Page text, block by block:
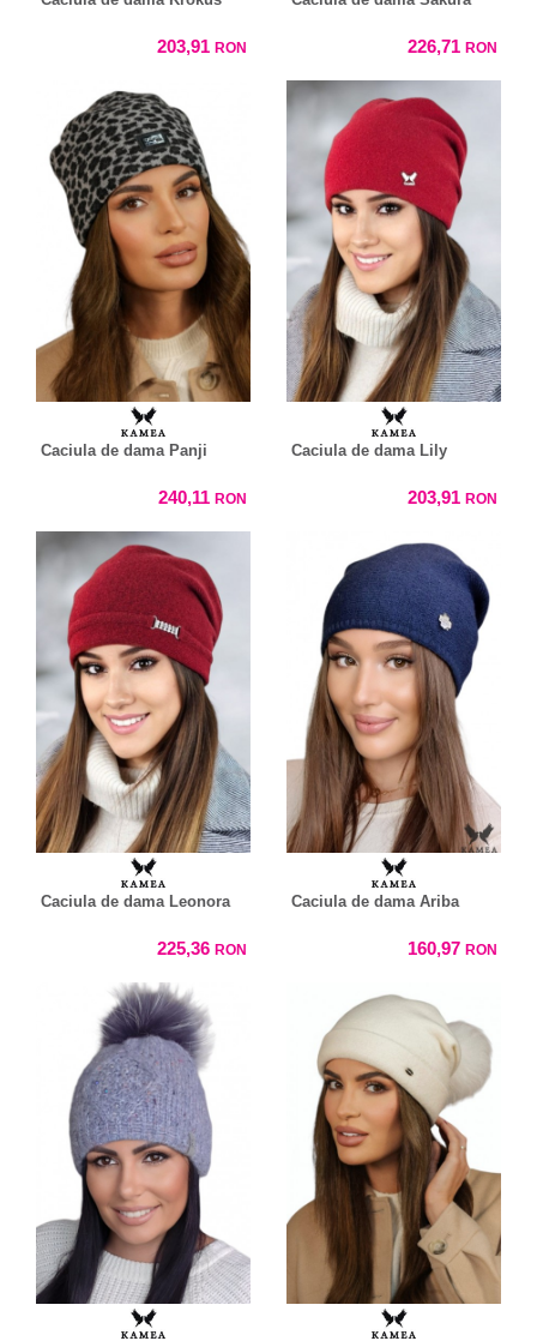
203,91 RON 226,71 RON
Caciula de dama Panji
240,11 RON
Caciula de dama Lily
203,91 RON
Caciula de dama Leonora
225,36 RON
Caciula de dama Ariba
160,97 RON